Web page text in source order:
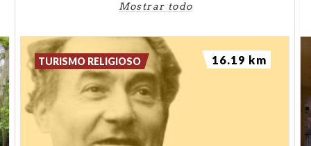
Mostrar todo
TURISMO RELIGIOSO 16.19 km